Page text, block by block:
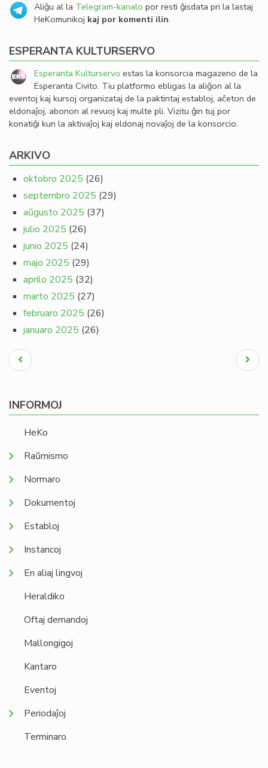
Aliĝu al la Telegram-kanalo por resti ĝisdata pri la lastaj
HeKomunikoj kaj por komenti ilin.
ESPERANTA KULTURSERVO
Esperanta Kulturservo estas la konsorcia magazeno de la
Esperanta Civito. Tiu platformo ebligas la aliĝon al la
eventoj kaj kursoj organizataj de la paktintaj establoj, aĉeton de
eldonaĵoj, abonon al revuoj kaj multe pli. Vizitu ĝin tuj por
konatiĝi kun la aktivaĵoj kaj eldonaj novaĵoj de la konsorcio.
ARKIVO
oktobro 2025 (26)
septembro 2025 (29)
aŭgusto 2025 (37)
julio 2025 (26)
junio 2025 (24)
majo 2025 (29)
aprilo 2025 (32)
marto 2025 (27)
februaro 2025 (26)
januaro 2025 (26)
Pagination
Antaŭa
paĝo
Next
page
INFORMOJ
HeKo
Raŭmismo
Normaro
Dokumentoj
Establoj
Instancoj
En aliaj lingvoj
Heraldiko
Oftaj demandoj
Mallongigoj
Kantaro
Eventoj
Periodaĵoj
Terminaro